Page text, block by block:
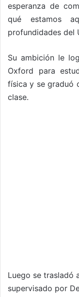
esperanza de
qué estamos
profundidades del
Su ambición le
Oxford para
física y se graduó
clase.
Luego se trasladó
supervisado por